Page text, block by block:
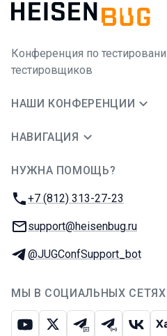
Конференция по
тестировщиков
НАШИ КОНФЕРЕНЦИИ
НАВИГАЦИЯ
НУЖНА ПОМОЩЬ?
Телефон:
+7 (812) 313-27-23
E-mail:
support@heisenbug.ru
Телеграм:
@JUGConfSupport_bot
МЫ В СОЦИАЛЬНЫХ СЕТЯХ
ЮтубИкс Телеграм-чат
Телеграм-